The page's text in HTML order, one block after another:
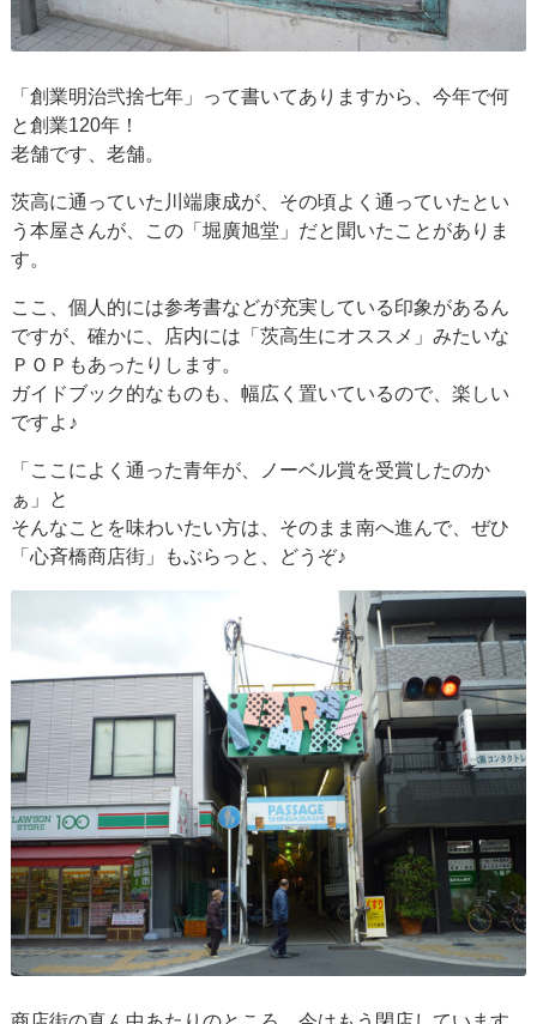
「創業明治弐捨七年」って書いてありますから、今年で何
と創業120年！
老舗です、老舗。
茨高に通っていた川端康成が、その頃よく通っていたとい
う本屋さんが、この「堀廣旭堂」だと聞いたことがありま
す。
ここ、個人的には参考書などが充実している印象があるん
ですが、確かに、店内には「茨高生にオススメ」みたいな
ＰＯＰもあったりします。
ガイドブック的なものも、幅広く置いているので、楽しい
ですよ♪
「ここによく通った青年が、ノーベル賞を受賞したのか
ぁ」と
そんなことを味わいたい方は、そのまま南へ進んで、ぜひ
「心斉橋商店街」もぶらっと、どうぞ♪